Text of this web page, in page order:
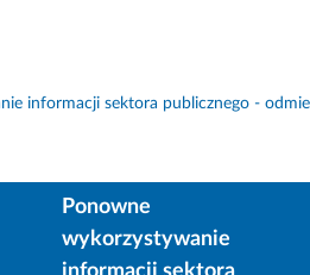
informacji sektora publicznego -
Ponowne
wykorzystywanie